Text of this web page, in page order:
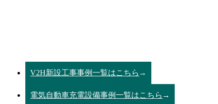
V2H新設工事事例一覧はこちら
電気自動車充電設備事例一覧はこちら